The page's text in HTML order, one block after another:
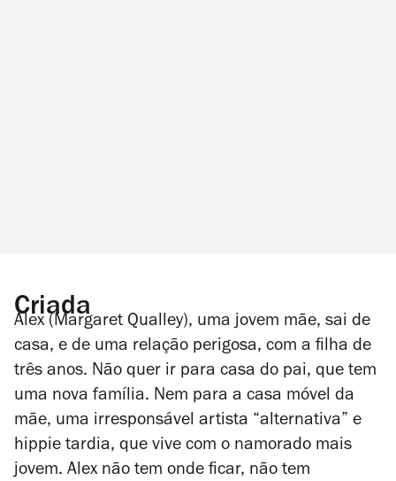
Criada
Alex (Margaret Qualley), uma jovem mãe, sai de
casa, e de uma relação perigosa, com a filha de
três anos. Não quer ir para casa do pai, que tem
uma nova família. Nem para a casa móvel da
mãe, uma irresponsável artista “alternativa” e
hippie tardia, que vive com o namorado mais
jovem. Alex não tem onde ficar, não tem